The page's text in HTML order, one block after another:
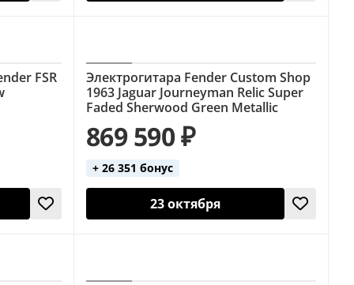
FSR
Электрогитара Fender Custom Shop
1963 Jaguar Journeyman Relic Super
Faded Sherwood Green Metallic
869 590 ₽
+ 26 351 бонус
23 октября